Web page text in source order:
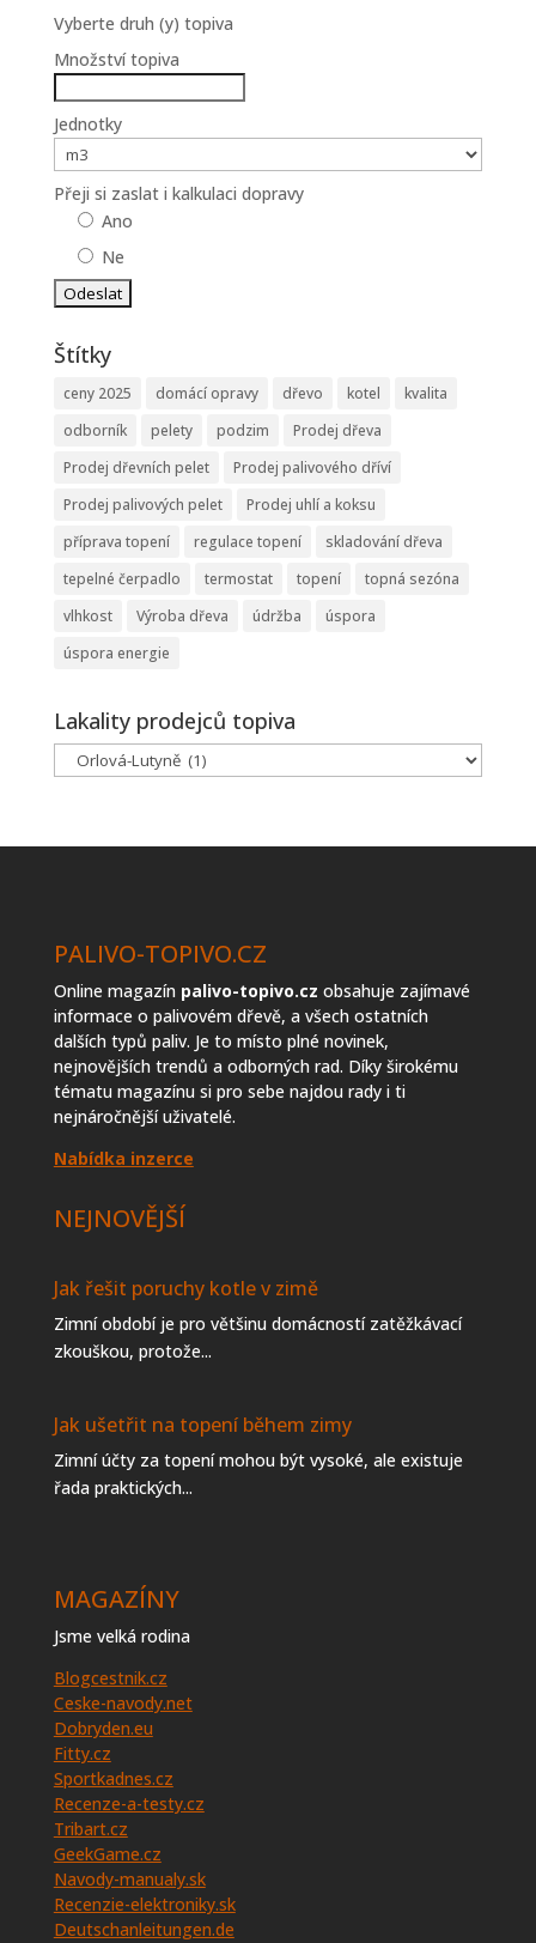
Vyberte druh (y) topiva
Množství topiva
Jednotky
Přeji si zaslat i kalkulaci dopravy
Ano
Ne
Štítky
ceny 2025 domácí opravy dřevo kotel
kvalita
odborník
pelety podzim
Prodej dřeva
Prodej dřevních pelet
Prodej palivového dříví
Prodej palivových pelet
Prodej uhlí a koksu
příprava topení
regulace topení
skladování dřeva
tepelné čerpadlo
termostat topení
topná sezóna
vlhkost
Výroba dřeva údržba
úspora
úspora energie
Lakality prodejců topiva
Lakality
prodejců
PALIVO-TOPIVO.CZ
Online magazín palivo-topivo.cz obsahuje zajímavé
informace o palivovém dřevě, a všech ostatních
dalších typů paliv. Je to místo plné novinek,
nejnovějších trendů a odborných rad. Díky širokému
tématu magazínu si pro sebe najdou rady i ti
nejnáročnější uživatelé.
Nabídka inzerce
NEJNOVĚJŠÍ
Jak řešit poruchy kotle v zimě
Zimní období je pro většinu domácností zatěžkávací
zkouškou, protože...
Jak ušetřit na topení během zimy
Zimní účty za topení mohou být vysoké, ale existuje
řada praktických...
MAGAZÍNY
Jsme velká rodina
Blogcestnik.cz
Ceske-navody.net
Dobryden.eu
Fitty.cz
Sportkadnes.cz
Recenze-a-testy.cz
Tribart.cz
GeekGame.cz
Navody-manualy.sk
Recenzie-elektroniky.sk
Deutschanleitungen.de